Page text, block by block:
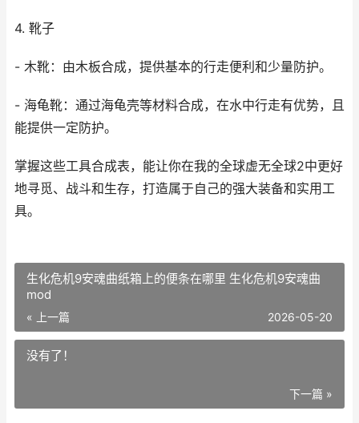
4. 靴子
- 木靴：由木板合成，提供基本的行走便利和少量防护。
- 海龟靴：通过海龟壳等材料合成，在水中行走有优势，且
能提供一定防护。
掌握这些工具合成表，能让你在我的全球虚无全球2中更好
地寻觅、战斗和生存，打造属于自己的强大装备和实用工
具。
生化危机9安魂曲纸箱上的便条在哪里 生化危机9安魂曲
mod
« 上一篇 2026-05-20
没有了！
下一篇 »